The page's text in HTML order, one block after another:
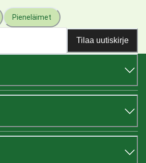
Pieneläimet
Tilaa uutiskirje